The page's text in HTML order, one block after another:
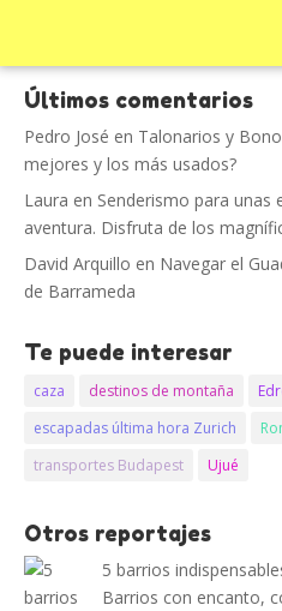
Últimos comentarios
Pedro José en Talonarios y
mejores y los más usados?
Laura en Senderismo para unas
aventura. Disfruta de los
David Arquillo en Navegar el
de Barrameda
Te puede interesar
caza destinos de montaña
escapadas última hora Zurich
transportes Budapest
Ujué
Otros reportajes
5 barrios
Barrios con encanto,